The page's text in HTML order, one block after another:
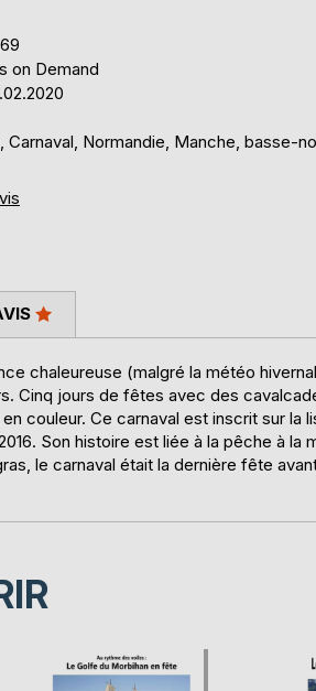
on Demand
Carnaval, Normandie, Manche, basse-
chaleureuse (malgré la météo
Cinq jours de fêtes avec des
couleur. Ce carnaval est inscrit sur la
Son histoire est liée à la pêche à la
le carnaval était la dernière fête